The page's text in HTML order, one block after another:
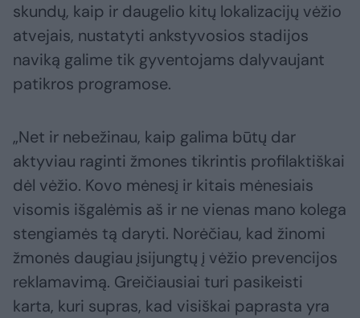
skundų, kaip ir daugelio kitų lokalizacijų vėžio
atvejais, nustatyti ankstyvosios stadijos
naviką galime tik gyventojams dalyvaujant
patikros programose.
„Net ir nebežinau, kaip galima būtų dar
aktyviau raginti žmones tikrintis profilaktiškai
dėl vėžio. Kovo mėnesį ir kitais mėnesiais
visomis išgalėmis aš ir ne vienas mano kolega
stengiamės tą daryti. Norėčiau, kad žinomi
žmonės daugiau įsijungtų į vėžio prevencijos
reklamavimą. Greičiausiai turi pasikeisti
karta, kuri supras, kad visiškai paprasta yra